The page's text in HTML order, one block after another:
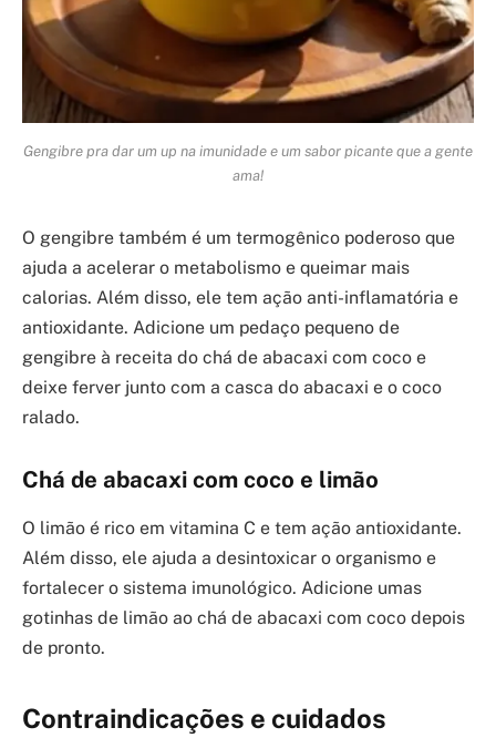
Gengibre pra dar um up na imunidade e um sabor picante que a gente
ama!
O gengibre também é um termogênico poderoso que
ajuda a acelerar o metabolismo e queimar mais
calorias. Além disso, ele tem ação anti-inflamatória e
antioxidante. Adicione um pedaço pequeno de
gengibre à receita do chá de abacaxi com coco e
deixe ferver junto com a casca do abacaxi e o coco
ralado.
Chá de abacaxi com coco e limão
O limão é rico em vitamina C e tem ação antioxidante.
Além disso, ele ajuda a desintoxicar o organismo e
fortalecer o sistema imunológico. Adicione umas
gotinhas de limão ao chá de abacaxi com coco depois
de pronto.
Contraindicações e cuidados